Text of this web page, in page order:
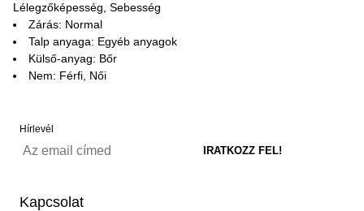
Lélegzőképesség, Sebesség
Zárás: Normal
Talp anyaga: Egyéb anyagok
Külső-anyag: Bőr
Nem: Férfi, Női
Hírlevél
Kapcsolat